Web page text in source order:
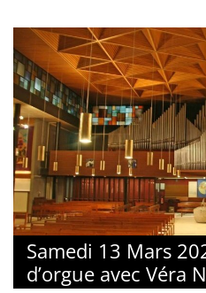
Samedi 13 Mars
d’orgue avec Véra